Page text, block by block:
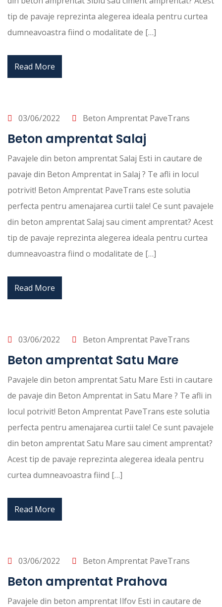
tip de pavaje reprezinta alegerea ideala pentru curtea
dumneavoastra fiind o modalitate de […]
Read More
03/06/2022 Beton Amprentat PaveTrans
Beton amprentat Salaj
Pavajele din beton amprentat Salaj Esti in cautare de
pavaje din Beton Amprentat in Salaj ? Te afli in locul
potrivit! Beton Amprentat PaveTrans este solutia
perfecta pentru amenajarea curtii tale! Ce sunt pavajele
din beton amprentat Salaj sau ciment amprentat? Acest
tip de pavaje reprezinta alegerea ideala pentru curtea
dumneavoastra fiind o modalitate de […]
Read More
03/06/2022 Beton Amprentat PaveTrans
Beton amprentat Satu Mare
Pavajele din beton amprentat Satu Mare Esti in cautare
de pavaje din Beton Amprentat in Satu Mare ? Te afli in
locul potrivit! Beton Amprentat PaveTrans este solutia
perfecta pentru amenajarea curtii tale! Ce sunt pavajele
din beton amprentat Satu Mare sau ciment amprentat?
Acest tip de pavaje reprezinta alegerea ideala pentru
curtea dumneavoastra fiind […]
Read More
03/06/2022 Beton Amprentat PaveTrans
Beton amprentat Prahova
Pavajele din beton amprentat Ilfov Esti in cautare de